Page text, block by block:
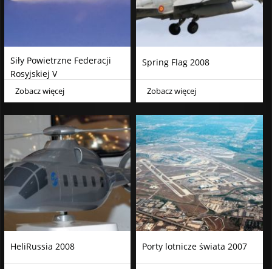
Siły Powietrzne Federacji
Rosyjskiej V
Zobacz więcej
Spring Flag 2008
Zobacz więcej
HeliRussia 2008 Porty lotnicze świata 2007